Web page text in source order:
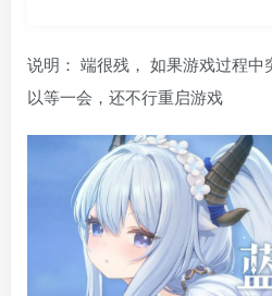
说明： 端很残， 如果游戏过程
以等一会，还不行重启游戏